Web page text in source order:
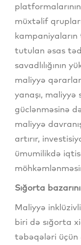
müxtəlif
tutulan əsas
savadlılığının
maliyyə
yanaşı, maliyyə
güclənməsinə
maliyyə
artırır,
ümumilikdə
Sığorta
Maliyyə
biri də sığorta
təbəqələri üçün